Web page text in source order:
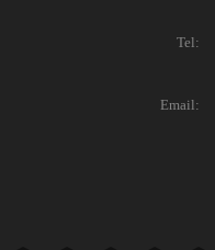
Tel:
Email: